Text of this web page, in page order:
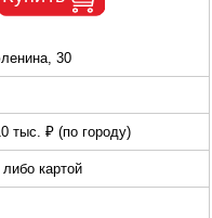
30
тыс. ₽ (по городу)
картой